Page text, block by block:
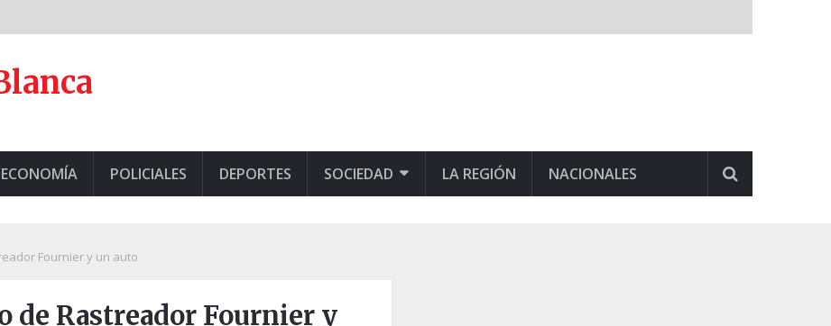
POLICIALES DEPORTES SOCIEDAD LA REGIÓN NACIONALES
Fournier y un auto
de Rastreador Fournier y